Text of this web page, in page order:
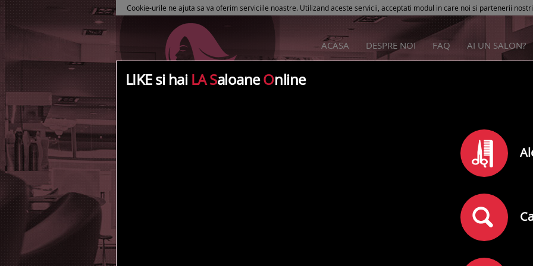
Cookie-urile ne ajuta sa va oferim serviciile noastre. Utilizand aceste servicii, acceptati modul in care noi si partenerii
ACASA DESPRE NOI FAQ AI UN SALON?
comentarii)
simila strada Europei nr 9 langa restaurant Galamar
LIKE si hai LA SaloaneOnline